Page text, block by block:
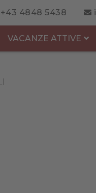
+43 4848 5438
VACANZE ATTIVE